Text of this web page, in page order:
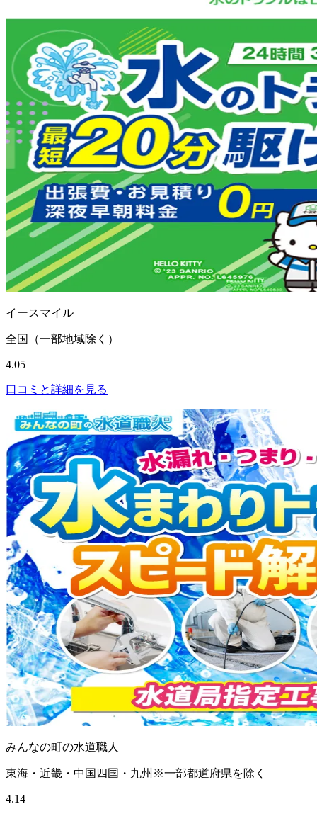
イースマイル
全国（一部地域除く）
4.05
口コミと詳細を見る
みんなの町の水道職人
東海・近畿・中国四国・九州※一部都道府県を除く
4.14